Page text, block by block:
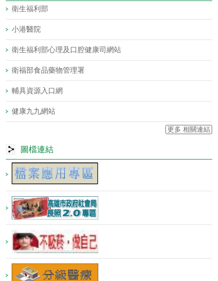
衛生福利部
小港醫院
衛生福利部心理及口腔健康司網站
衛福部食品藥物管理署
輔具資源入口網
健康九九網站
更多 相關連結
圖檔連結